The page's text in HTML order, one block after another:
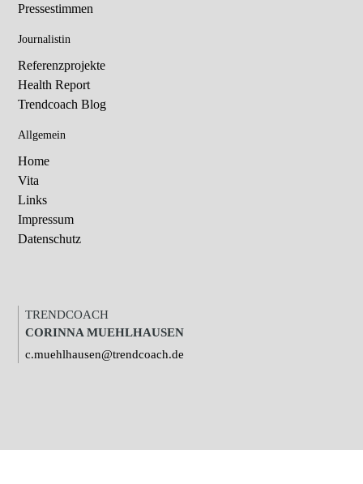
Pressestimmen
Journalistin
Referenzprojekte
Health Report
Trendcoach Blog
Allgemein
Home
Vita
Links
Impressum
Datenschutz
TRENDCOACH
CORINNA MUEHLHAUSEN
c.muehlhausen@trendcoach.de